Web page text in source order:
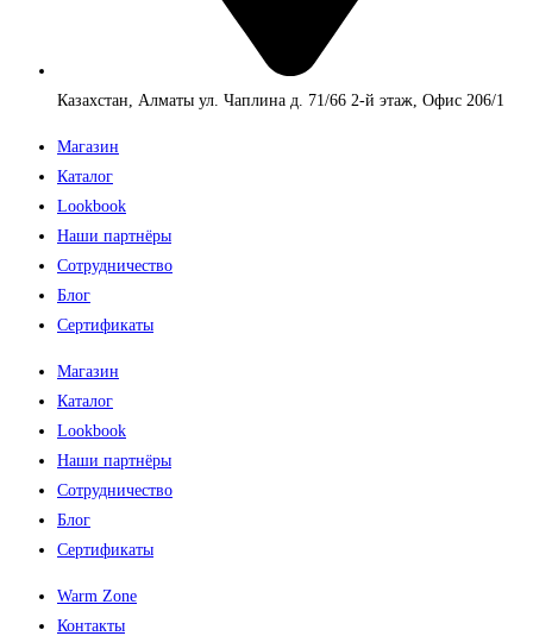
Казахстан, Алматы ул. Чаплина д. 71/66 2-й этаж, Офис 206/1
Магазин
Каталог
Lookbook
Наши партнёры
Сотрудничество
Блог
Сертификаты
Магазин
Каталог
Lookbook
Наши партнёры
Сотрудничество
Блог
Сертификаты
Warm Zone
Контакты